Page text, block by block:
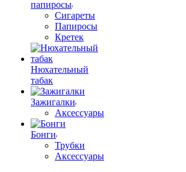
папиросы
Сигареты
Папиросы
Кретек
Нюхательный
табак
Зажигалки
Аксессуары
Бонги
Трубки
Аксессуары